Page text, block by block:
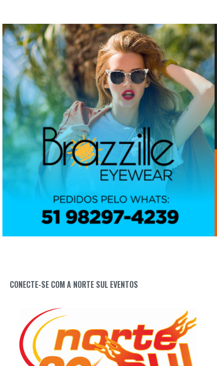
CONECTE-SE COM A NORTE SUL EVENTOS